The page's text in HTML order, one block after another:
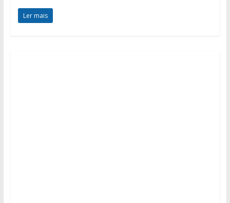
Ler mais